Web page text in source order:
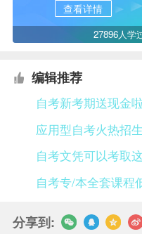
查看详情
27896人学
编辑推荐
自考新考期送现金
应用型自考火热招
自考文凭可以考取
自考专/本全套课程
分享到: